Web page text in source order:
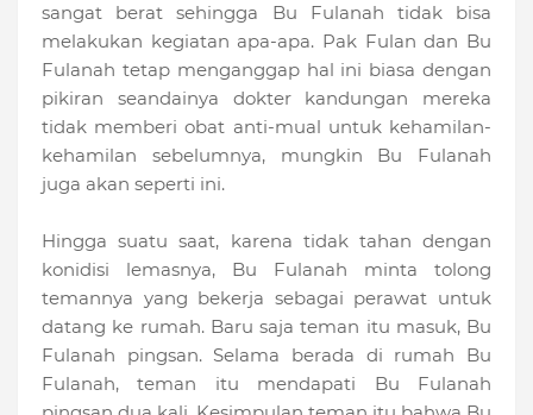
sangat berat sehingga Bu Fulanah tidak bisa
melakukan kegiatan apa-apa. Pak Fulan dan Bu
Fulanah tetap menganggap hal ini biasa dengan
pikiran seandainya dokter kandungan mereka
tidak memberi obat anti-mual untuk kehamilan-
kehamilan sebelumnya, mungkin Bu Fulanah
juga akan seperti ini.
Hingga suatu saat, karena tidak tahan dengan
konidisi lemasnya, Bu Fulanah minta tolong
temannya yang bekerja sebagai perawat untuk
datang ke rumah. Baru saja teman itu masuk, Bu
Fulanah pingsan. Selama berada di rumah Bu
Fulanah, teman itu mendapati Bu Fulanah